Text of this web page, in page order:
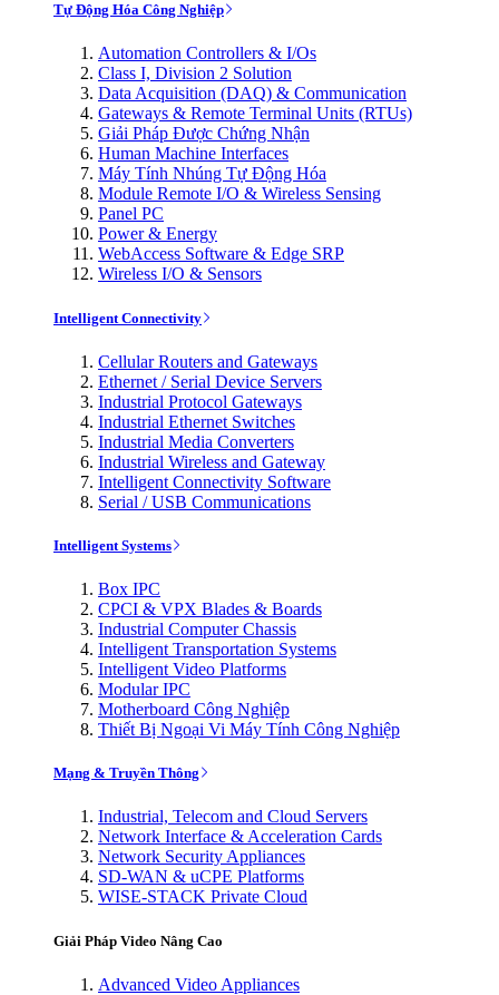
Tự Động Hóa Công Nghiệp
Automation Controllers & I/Os
Class I, Division 2 Solution
Data Acquisition (DAQ) & Communication
Gateways & Remote Terminal Units (RTUs)
Giải Pháp Được Chứng Nhận
Human Machine Interfaces
Máy Tính Nhúng Tự Động Hóa
Module Remote I/O & Wireless Sensing
Panel PC
Power & Energy
WebAccess Software & Edge SRP
Wireless I/O & Sensors
Intelligent Connectivity
Cellular Routers and Gateways
Ethernet / Serial Device Servers
Industrial Protocol Gateways
Industrial Ethernet Switches
Industrial Media Converters
Industrial Wireless and Gateway
Intelligent Connectivity Software
Serial / USB Communications
Intelligent Systems
Box IPC
CPCI & VPX Blades & Boards
Industrial Computer Chassis
Intelligent Transportation Systems
Intelligent Video Platforms
Modular IPC
Motherboard Công Nghiệp
Thiết Bị Ngoại Vi Máy Tính Công Nghiệp
Mạng & Truyền Thông
Industrial, Telecom and Cloud Servers
Network Interface & Acceleration Cards
Network Security Appliances
SD-WAN & uCPE Platforms
WISE-STACK Private Cloud
Giải Pháp Video Nâng Cao
Advanced Video Appliances